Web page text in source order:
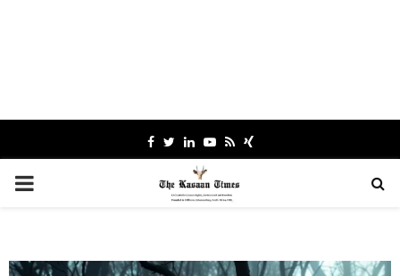
Facebook
TwitterLinkedinYoutube
RssXing
PRIMARY